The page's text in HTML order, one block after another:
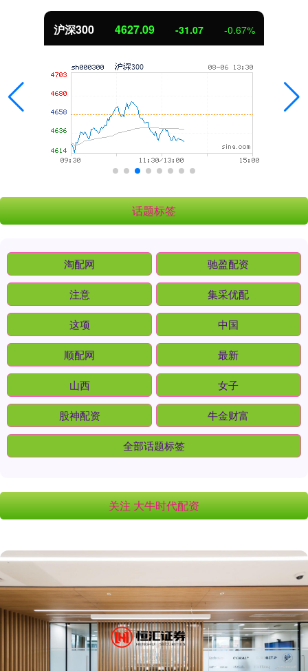
北证50 1112.43 -7.03 -0.63%
话题标签
淘配网 驰盈配资
注意 集采优配
这项 中国
顺配网 最新
山西 女子
股神配资 牛金财富
全部话题标签
关注 大牛时代配资